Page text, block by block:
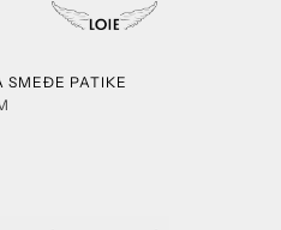
SMEĐE PATIKE